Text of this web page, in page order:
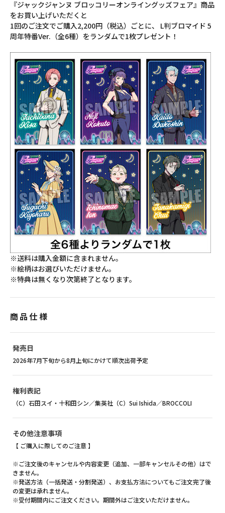
『ジャックジャンヌ ブロッコリーオンライングッズフェア』商品
をお買い上げいただくと
1回のご注文でご購入2,200円（税込）ごとに、 L判ブロマイド 5
周年特番Ver.（全6種）をランダムで1枚プレゼント！
※送料は購入金額に含まれません。
※絵柄はお選びいただけません。
※特典は無くなり次第終了となります。
商品仕様
発売日
2026年7月下旬から8月上旬にかけて順次出荷予定
権利表記
（C）石田スイ・十和田シン／集英社（C）Sui Ishida／BROCCOLI
その他注意事項
【 ご購入に際してのご注意 】
※ご注文後のキャンセルや内容変更（追加、一部キャンセルその他）はで
きません。
※発送方法（一括発送・分割発送）、お支払方法についてもご注文完了後
の変更は承れません。
※受付期間内にご注文ください。期間外はご注文いただけません。